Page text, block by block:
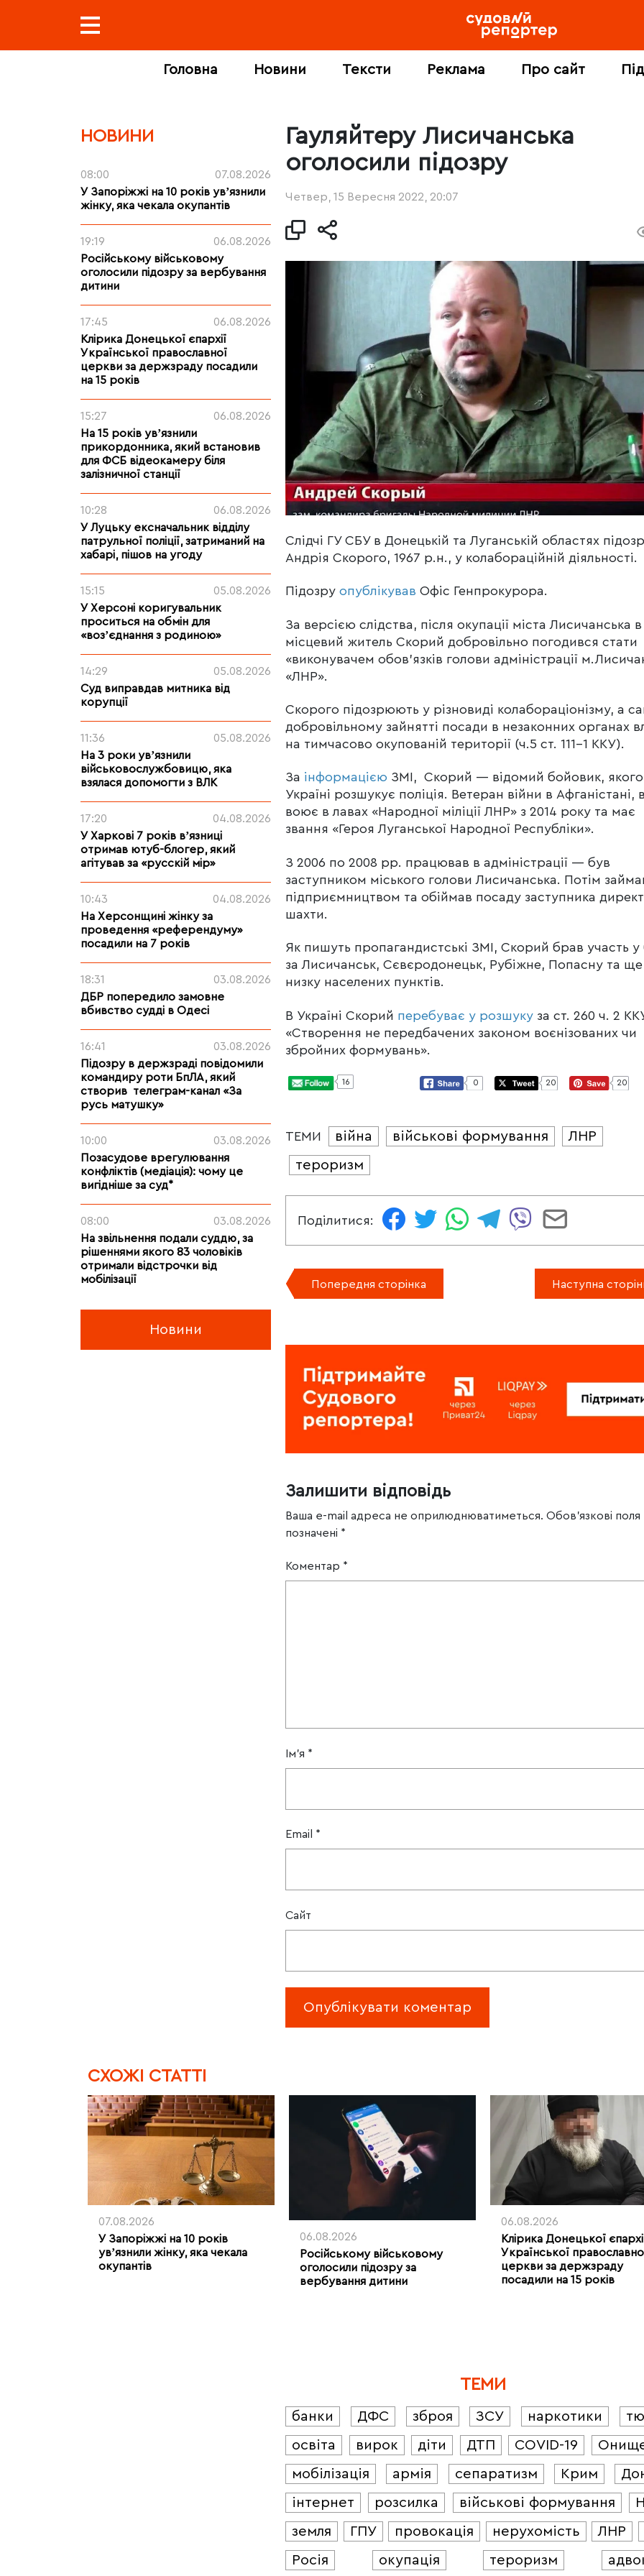
Головна Новини Тексти Реклама Про сайт
НОВИНИ
08:00
07.08.2026
У Запоріжжі на 10 років увʼязнили
жінку, яка чекала окупантів
19:19
06.08.2026
Російському військовому
оголосили підозру за вербування
дитини
17:45
06.08.2026
Клірика Донецької єпархії
Української православної
церкви за держзраду посадили
на 15 років
15:27
06.08.2026
На 15 років увʼязнили
прикордонника, який встановив
для ФСБ відеокамеру біля
залізничної станції
10:28
06.08.2026
У Луцьку ексначальник відділу
патрульної поліції, затриманий на
хабарі, пішов на угоду
15:15
05.08.2026
У Херсоні коригувальник
проситься на обмін для
«возʼєднання з родиною»
14:29
05.08.2026
Суд виправдав митника від
корупції
11:36
05.08.2026
На 3 роки увʼязнили
військовослужбовицю, яка
взялася допомогти з ВЛК
17:20
04.08.2026
У Харкові 7 років вʼязниці
отримав ютуб-блогер, який
агітував за «русскій мір»
10:43
04.08.2026
На Херсонщині жінку за
проведення «референдуму»
посадили на 7 років
18:31
03.08.2026
ДБР попередило замовне
вбивство судді в Одесі
16:41
03.08.2026
Підозру в держзраді повідомили
командиру роти БпЛА, який
створив телеграм-канал «За
русь матушку»
10:00
03.08.2026
Позасудове врегулювання
конфліктів (медіація): чому це
вигідніше за суд*
08:00
03.08.2026
На звільнення подали суддю, за
рішеннями якого 83 чоловіків
отримали відстрочки від
мобілізації
Новини
Гауляйтеру Лисичанська
оголосили підозру
Четвер, 15 Вересня 2022, 20:07
Слідчі ГУ СБУ в Донецькій та Луганській областях
Андрія Скорого, 1967 р.н., у колабораційній діяльності.
Підозру опублікував Офіс Генпрокурора.
За версією слідства, після окупації міста Лисичанська
місцевий житель Скорий добровільно погодився стати
«виконувачем обов’язків голови адміністрації
«ЛНР».
Скорого підозрюють у різновиді колабораціонізму, а
добровільному зайнятті посади в незаконних органах
на тимчасово окупованій території (ч.5 ст. 111-1 ККУ).
За інформацією ЗМІ, Скорий — відомий бойовик,
Україні розшукує поліція. Ветеран війни в Афганістані,
воює в лавах «Народної міліції ЛНР» з 2014 року та має
звання «Героя Луганської Народної Республіки».
З 2006 по 2008 рр. працював в адміністрації — був
заступником міського голови Лисичанська. Потім
підприємництвом та обіймав посаду заступника
шахти.
Як пишуть пропагандистські ЗМІ, Скорий брав участь у
за Лисичанськ, Сєвєродонецьк, Рубіжне, Попасну та ще
низку населених пунктів.
В Україні Скорий перебуває у розшуку за ст. 260 ч. 2
«Створення не передбачених законом воєнізованих чи
збройних формувань».
16 0 20 20
ТЕМИ війна військові формування
ЛНР
тероризм
Поділитися:
Попередня сторінка Наступна
Залишити відповідь
Ваша e-mail адреса не оприлюднюватиметься. Обов’язкові поля
позначені *
Коментар *
Ім'я *
Email *
Сайт
CХОЖІ СТАТТІ
07.08.2026
У Запоріжжі на 10 років
увʼязнили жінку, яка чекала
окупантів
06.08.2026
Російському військовому
оголосили підозру за
вербування дитини
06.08.2026
Клірика Донецької
Української
церкви за держзраду
посадили на 15 років
ТЕМИ
банки ДФС зброя ЗСУ наркотики
освіта
вирок діти ДТП COVID-19
мобілізація
армія сепаратизм Крим
інтернет
розсилка військові формування
земля
ГПУ провокація нерухомість
ЛНР
Росія
окупація тероризм